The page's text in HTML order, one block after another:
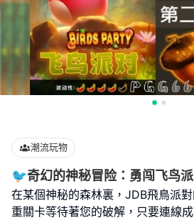
潮流玩物
🐦‍奇幻的神秘冒险：勇闯飞鸟
在某個神秘的森林裏，JDB飛鳥派
重關卡等待著您的破解，只要連線